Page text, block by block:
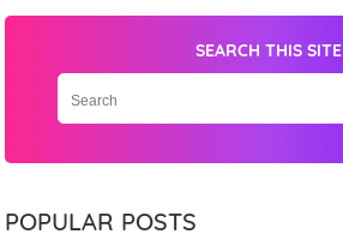
SEARCH THIS SITE
POPULAR POSTS